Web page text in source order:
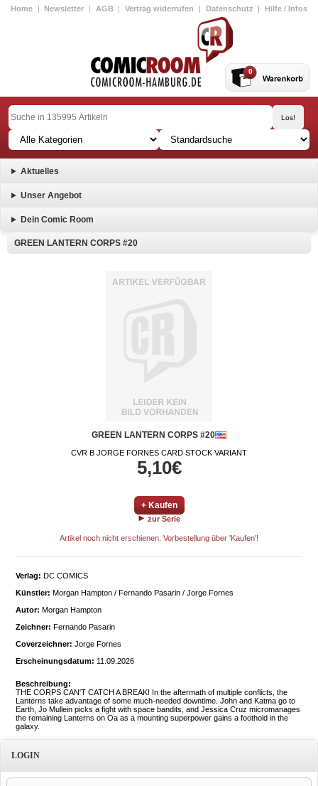
Home | Newsletter | AGB | Vertrag widerrufen | Datenschutz | Hilfe / Infos
0
Aktuelles
Unser Angebot
Dein Comic Room
GREEN LANTERN CORPS #20
GREEN LANTERN CORPS #20
CVR B JORGE FORNES CARD STOCK VARIANT
5,10€
+ Kaufen
zur Serie
Artikel noch nicht erschienen. Vorbestellung über 'Kaufen'!
Verlag: DC COMICS
Künstler: Morgan Hampton / Fernando Pasarin / Jorge Fornes
Autor: Morgan Hampton
Zeichner: Fernando Pasarin
Coverzeichner: Jorge Fornes
Erscheinungsdatum: 11.09.2026
Beschreibung:
THE CORPS CAN'T CATCH A BREAK! In the aftermath of multiple conflicts, the
Lanterns take advantage of some much-needed downtime. John and Katma go to
Earth, Jo Mullein picks a fight with space bandits, and Jessica Cruz micromanages
the remaining Lanterns on Oa as a mounting superpower gains a foothold in the
galaxy.
LOGIN